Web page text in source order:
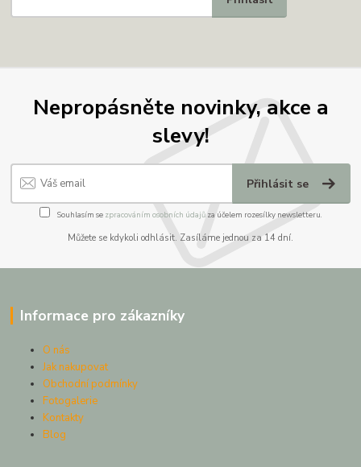
Nepropásněte novinky, akce a
slevy!
Přihlásit se
Souhlasím se zpracováním osobních údajůza účelem rozesílky newsletteru.
Můžete se kdykoli odhlásit. Zasíláme jednou za 14 dní.
Informace pro zákazníky
O nás
Jak nakupovat
Obchodní podmínky
Fotogalerie
Kontakty
Blog